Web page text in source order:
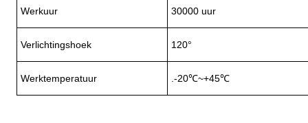
Werkuur 30000 uur
Verlichtingshoek 120°
Werktemperatuur .-20℃~+45℃